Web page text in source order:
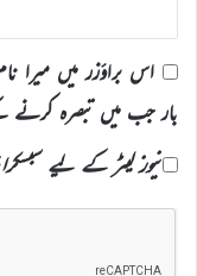
اس براؤزر میں میرا
بار جب میں تبصرہ
نیوز لیٹر کے لیے